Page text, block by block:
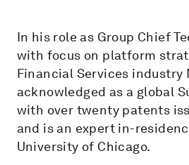
In his role as Group Chief
with focus on platform
Financial Services
acknowledged as a global
with over twenty patents
and is an expert in-
University of Chicago.